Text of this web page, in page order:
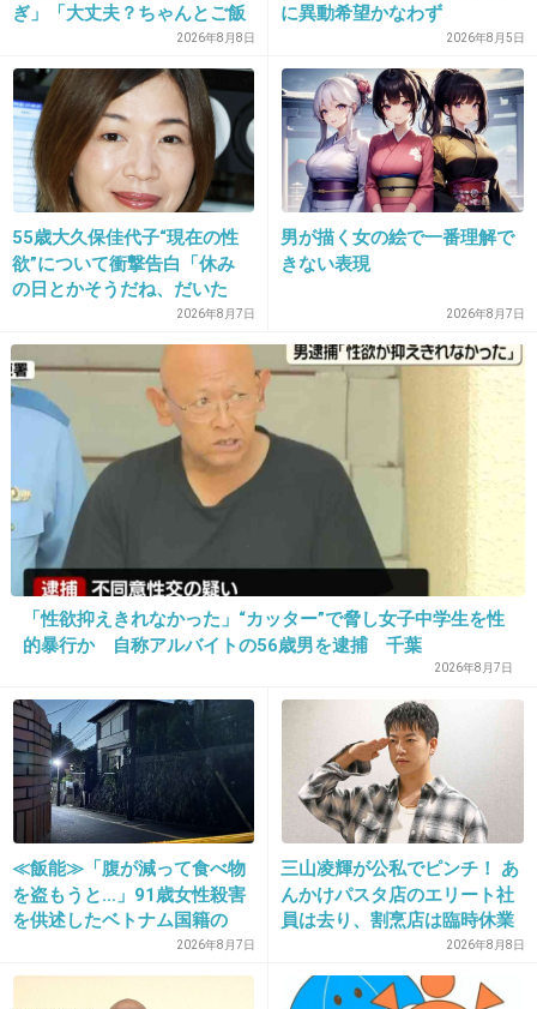
にいえばいいのに。そっちの方がみんな楽しく
なるのに。ストレス発散は他の方法を探すんだ
な。
+25 -2
18. 匿名2013/07/17(水) 21:35:39
ブロックしたのは普通の人ではなさそう
-0
19. 匿名2013/07/17(水) 21:35:56
歌うまかったよね
アルバム聴いてたわ
20. 匿名2013/07/17(水) 21:36:11
誰にでも嫉妬するバカはげデブ不細工が居るん
だよ。
可哀想。
+23
21. 匿名2013/07/17(水) 21:36:17
まぁ有名人となると、
断りなくブロックすると余計に悪評バラ撒かれ
ぎ」「大丈夫？ちゃんとご飯
食べてね」など心配の声2026年8月8日
に異動希望かなわず
2026年8月5日
55歳大久保佳代子“現在の性
欲”について衝撃告白「休み
の日とかそうだね、だいた
2026年8月7日
男が描く女の絵で一番理解で
きない表現
2026年8月7日
「性欲抑えきれなかった」“カッター”で脅し女子中学生を性
的暴行か 自称アルバイトの56歳男を逮捕 千葉
2026年8月7日
≪飯能≫「腹が減って食べ物
を盗もうと…」91歳女性殺害
を供述したベトナム国籍の
男、在留資格なし…奪った車
で“3台追突”の逃走劇
2026年8月7日
三山凌輝が公私でピンチ！ あ
んかけパスタ店のエリート社
員は去り、割烹店は臨時休業
2026年8月8日